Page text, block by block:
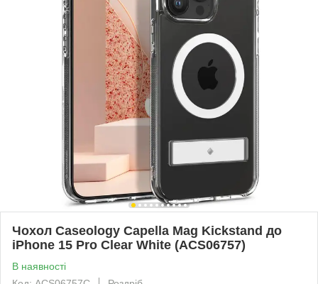
Чохол Caseology Capella Mag Kickstand до
iPhone 15 Pro Clear White (ACS06757)
В наявності